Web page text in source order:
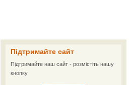
Підтримайте сайт
Підтримайте наш сайт - розмістіть нашу
кнопку